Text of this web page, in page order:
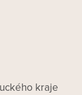
kraje